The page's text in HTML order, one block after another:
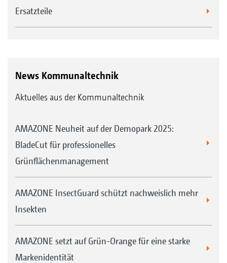
Ersatzteile
News Kommunaltechnik
Aktuelles aus der Kommunaltechnik
AMAZONE Neuheit auf der Demopark 2025:
BladeCut für professionelles
Grünflächenmanagement
AMAZONE InsectGuard schützt nachweislich mehr
Insekten
AMAZONE setzt auf Grün-Orange für eine starke
Markenidentität